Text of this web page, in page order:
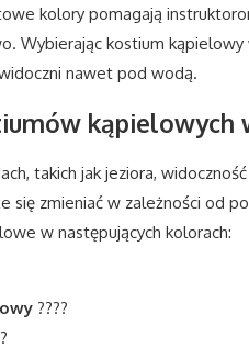
kolory pomagają
Wybierając kostium
nawet pod wodą.
kąpielowych
takich jak jeziora,
się zmieniać w zależności od
w następujących kolorach:
????